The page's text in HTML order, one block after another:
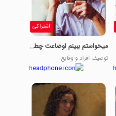
اشتراکی
میخواستم ببینم اوضاعت چطوره؟
توصیف افراد و وقایع